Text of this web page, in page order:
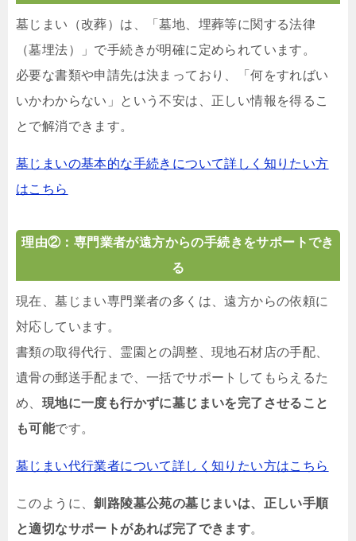
墓じまい（改葬）は、「墓地、埋葬等に関する法律
（墓埋法）」で手続きが明確に定められています。
必要な書類や申請先は決まっており、「何をすればい
いかわからない」という不安は、正しい情報を得るこ
とで解消できます。
墓じまいの基本的な手続きについて詳しく知りたい方
はこちら
理由②：専門業者が遠方からの手続きをサポートでき
る
現在、墓じまい専門業者の多くは、遠方からの依頼に
対応しています。
書類の取得代行、霊園との調整、現地石材店の手配、
遺骨の郵送手配まで、一括でサポートしてもらえるた
め、 現地に一度も行かずに墓じまいを完了させること
も可能です。
墓じまい代行業者について詳しく知りたい方はこちら
このように、釧路陵墓公苑の墓じまいは、正しい手順
と適切なサポートがあれば完了できます。